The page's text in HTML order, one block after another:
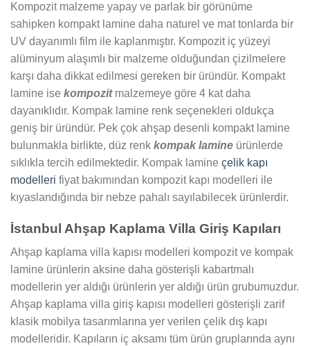
Kompozit malzeme yapay ve parlak bir görünüme
sahipken kompakt lamine daha naturel ve mat tonlarda bir
UV dayanımlı film ile kaplanmıştır. Kompozit iç yüzeyi
alüminyum alaşımlı bir malzeme olduğundan çizilmelere
karşı daha dikkat edilmesi gereken bir üründür. Kompakt
lamine ise kompozit malzemeye göre 4 kat daha
dayanıklıdır. Kompak lamine renk seçenekleri oldukça
geniş bir üründür. Pek çok ahşap desenli kompakt lamine
bulunmakla birlikte, düz renk kompak lamine ürünlerde
sıklıkla tercih edilmektedir. Kompak lamine çelik kapı
modelleri fiyat bakımından kompozit kapı modelleri ile
kıyaslandığında bir nebze pahalı sayılabilecek ürünlerdir.
İstanbul Ahşap Kaplama Villa Giriş Kapıları
Ahşap kaplama villa kapısı modelleri kompozit ve kompak
lamine ürünlerin aksine daha gösterişli kabartmalı
modellerin yer aldığı ürünlerin yer aldığı ürün grubumuzdur.
Ahşap kaplama villa giriş kapısı modelleri gösterişli zarif
klasik mobilya tasarımlarına yer verilen çelik dış kapı
modelleridir. Kapıların iç aksamı tüm ürün gruplarında aynı